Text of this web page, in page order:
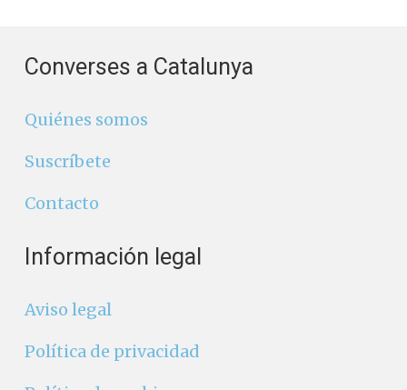
Converses a Catalunya
Quiénes somos
Suscríbete
Contacto
Información legal
Aviso legal
Política de privacidad